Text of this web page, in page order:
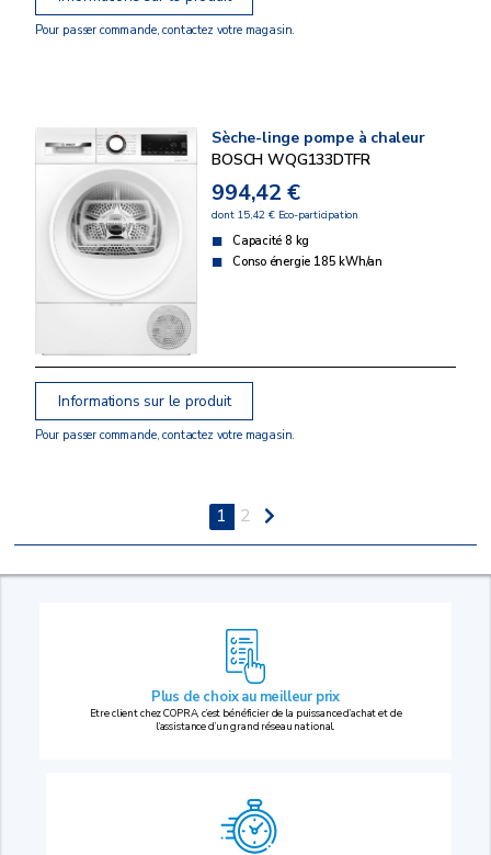
Pour passer commande, contactez votre magasin.
Sèche-linge pompe à chaleur
BOSCH WQG133DTFR
994,42 €
dont 15,42 € Eco-participation
Capacité 8 kg
Conso énergie 185 kWh/an
Informations sur le produit
Pour passer commande, contactez votre magasin.
1 2
Plus de choix au meilleur prix
Etre client chez COPRA, c’est bénéficier de la puissance d’achat et de
l’assistance d’un grand réseau national.